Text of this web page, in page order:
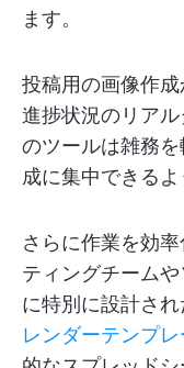
ます。
投稿用の画像作成
進捗状況のリア
のツールは雑務
成に集中できる
さらに作業を効
ティングチーム
に特別に設計さ
レンダーテンプレ